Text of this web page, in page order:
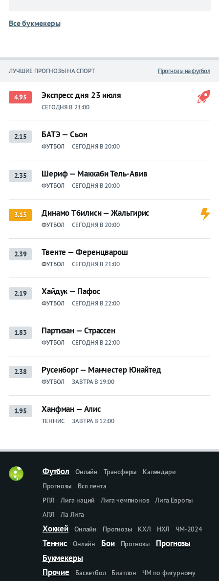
Все букмекеры
ЛУЧШИЕ ПРОГНОЗЫ НА СПОРТ Прогнозы на футбол
4.95 Экспресс дня 23 июля
СЕГОДНЯ В 21:00
2.15 БАТЭ — Сьон
ФУТБОЛ СЕГОДНЯ В 20:00
2.35 Шериф — Маккаби Тель-Авив
ФУТБОЛ СЕГОДНЯ В 20:00
3.15 Динамо Тбилиси — Жальгирис
ФУТБОЛ СЕГОДНЯ В 20:00
2.39 Твенте — Ференцварош
ФУТБОЛ СЕГОДНЯ В 21:00
2.19 Хайдук — Пафос
ФУТБОЛ СЕГОДНЯ В 22:00
1.83 Партизан — Страссен
ФУТБОЛ СЕГОДНЯ В 22:00
2.38 Русенборг — Манчестер Юнайтед
ФУТБОЛ ЗАВТРА В 19:00
1.95 Ханфман — Алис
ТЕННИС ЗАВТРА В 12:00
Футбол Онлайн Трансферы
Календари
Прогнозы
Вся лента
РПЛ
Лига наций Лига чемпионов
Лига Европы
АПЛ
Ла Лига
Хоккей Онлайн Прогнозы КХЛ НХЛ ЧМ-2024
Теннис Онлайн Бои Прогнозы
Прогнозы
Букмекеры
Прочие
Баскетбол Биатлон ЧМ по фигурному